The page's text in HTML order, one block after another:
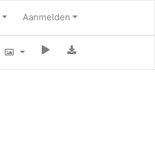
Aanmelden